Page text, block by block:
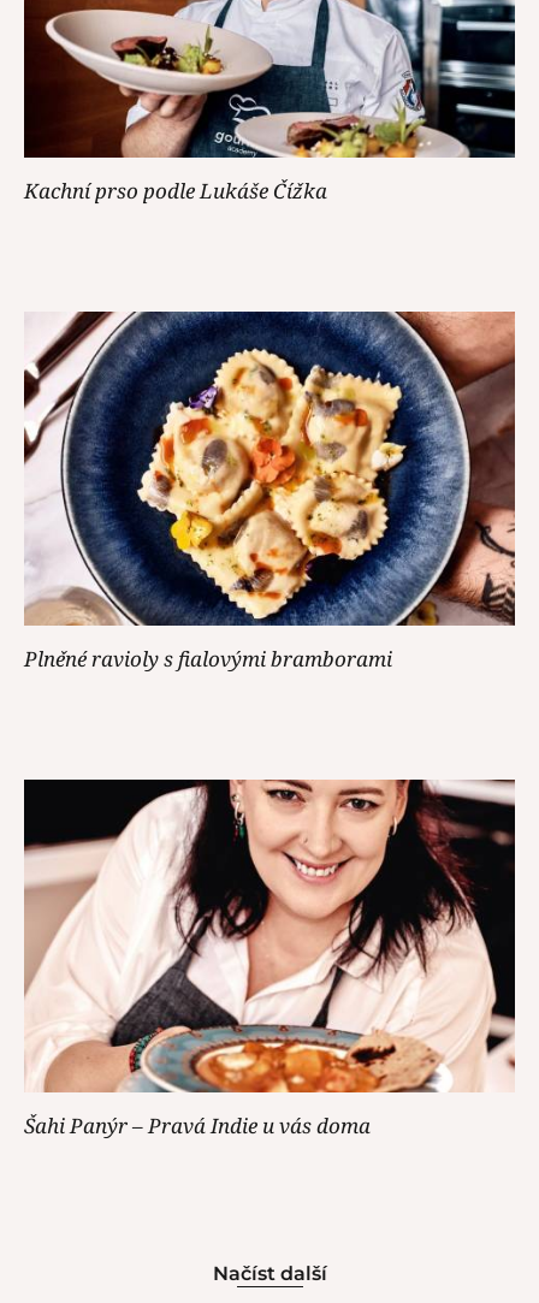
Kachní prso podle Lukáše Čížka
Plněné ravioly s fialovými bramborami
Šahi Panýr – Pravá Indie u vás doma
Načíst další